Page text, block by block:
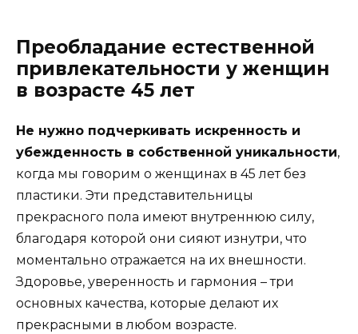
Преобладание естественной
привлекательности у женщин
в возрасте 45 лет
Не нужно подчеркивать искренность и
убежденность в собственной уникальности,
когда мы говорим о женщинах в 45 лет без
пластики. Эти представительницы
прекрасного пола имеют внутреннюю силу,
благодаря которой они сияют изнутри, что
моментально отражается на их внешности.
Здоровье, уверенность и гармония – три
основных качества, которые делают их
прекрасными в любом возрасте.